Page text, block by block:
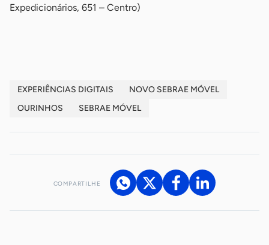
Expedicionários, 651 – Centro)
EXPERIÊNCIAS DIGITAIS
NOVO SEBRAE MÓVEL
OURINHOS
SEBRAE MÓVEL
COMPARTILHE